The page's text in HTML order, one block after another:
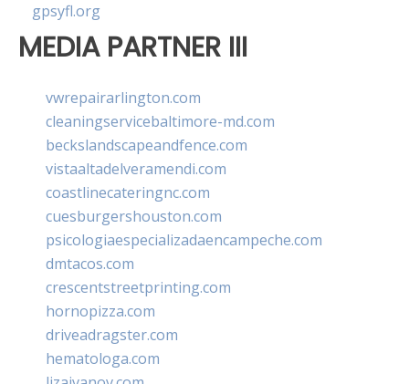
gpsyfl.org
MEDIA PARTNER III
vwrepairarlington.com
cleaningservicebaltimore-md.com
beckslandscapeandfence.com
vistaaltadelveramendi.com
coastlinecateringnc.com
cuesburgershouston.com
psicologiaespecializadaencampeche.com
dmtacos.com
crescentstreetprinting.com
hornopizza.com
driveadragster.com
hematologa.com